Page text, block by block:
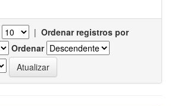
| Ordenar registros por
Ordenar